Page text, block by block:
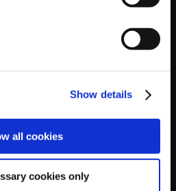
Show details
all cookies
cookies only
】ストリー
イター...